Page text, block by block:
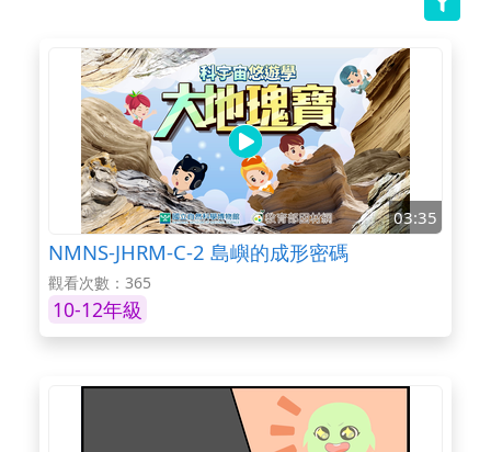
03:35
NMNS-JHRM-C-2 島嶼的成形密碼
觀看次數：365
10-12年級